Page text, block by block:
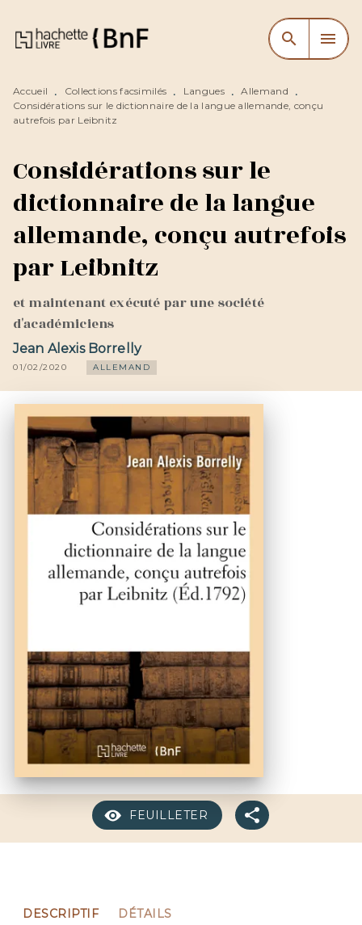
MENU RECHERCHE
CONTENU
search menu
Accueil • Collections facsimilés • Langues • Allemand
•
Considérations sur le dictionnaire de la langue allemande, conçu
autrefois par Leibnitz
Considérations sur le
dictionnaire de la langue
allemande, conçu autrefois
par Leibnitz
et maintenant exécuté par une société
d'académiciens
Jean Alexis Borrelly
01/02/2020 ALLEMAND
FEUILLETER
DESCRIPTIF DÉTAILS